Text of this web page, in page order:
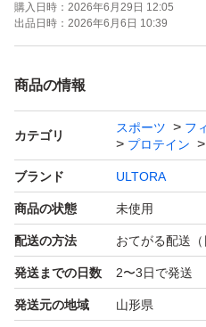
ご購入後、購入者様からご連
購入日時： 2026年6月29日 12:05
出品日時： 2026年6月6日 10:39
商品の情報
カテゴリ
スポーツ
フ
プロテイン
ブランド ULTORA
商品の状態 未使用
配送の方法 おてがる配送（
発送までの日数 2〜3日で発送
発送元の地域 山形県